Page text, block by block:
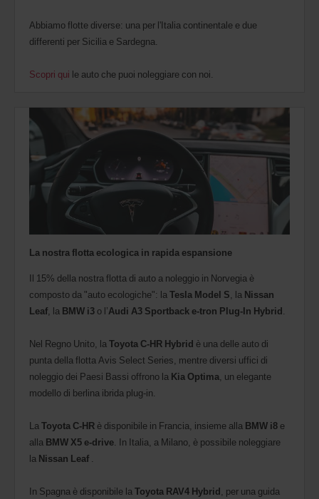
Abbiamo flotte diverse: una per l'Italia continentale e due
differenti per Sicilia e Sardegna.
Scopri qui le auto che puoi noleggiare con noi.
La nostra flotta ecologica in rapida espansione
Il 15% della nostra flotta di auto a noleggio in Norvegia è
composto da "auto ecologiche": laTesla Model S, la Nissan
Leaf, la BMW i3 o l’Audi A3 Sportback e-tron Plug-In Hybrid.
Nel Regno Unito, laToyota C-HR Hybrid è una delle auto di
punta della flotta Avis Select Series, mentre diversi uffici di
noleggio dei Paesi Bassi offrono la Kia Optima, un elegante
modello di berlina ibrida plug-in.
LaToyota C-HR è disponibile in Francia, insieme alla BMW i8 e
alla BMW X5 e-drive. In Italia, a Milano, è possibile noleggiare
la Nissan Leaf .
In Spagna è disponibile laToyota RAV4 Hybrid, per una guida